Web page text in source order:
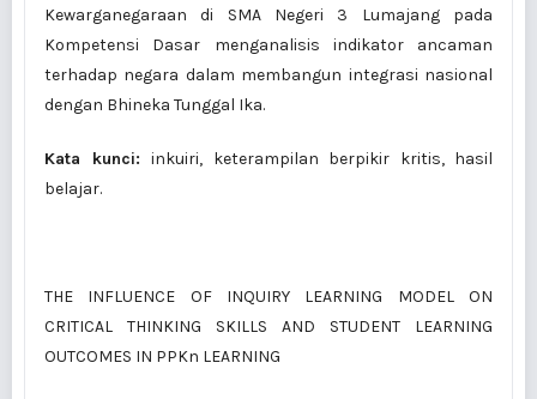
Kewarganegaraan di SMA Negeri 3 Lumajang pada
Kompetensi Dasar menganalisis indikator ancaman
terhadap negara dalam membangun integrasi nasional
dengan Bhineka Tunggal Ika.
Kata kunci: inkuiri, keterampilan berpikir kritis, hasil
belajar.
THE INFLUENCE OF INQUIRY LEARNING MODEL ON
CRITICAL THINKING SKILLS AND STUDENT LEARNING
OUTCOMES IN PPKn LEARNING